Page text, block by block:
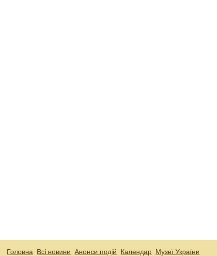
Головна Всі новини Анонси подій Календар Музеї України